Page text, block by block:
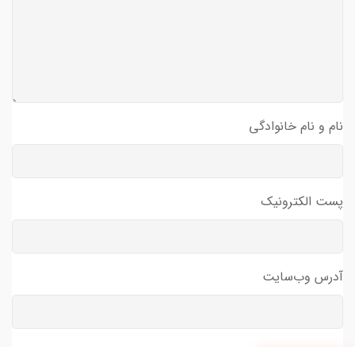
نام و نام خانوادگی
پست الکترونیک
آدرس وب‌سایت